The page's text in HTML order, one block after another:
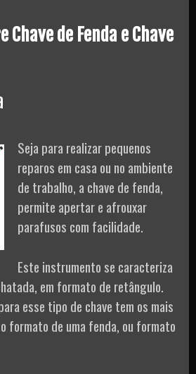
Chave de Fenda e Chave
Seja para realizar pequenos
reparos em casa ou no ambiente
de trabalho, a chave de fenda,
permite apertar e afrouxar
parafusos com facilidade.
Este instrumento se caracteriza
em formato de retângulo.
esse tipo de chave tem os mais
formato de uma fenda, ou formato